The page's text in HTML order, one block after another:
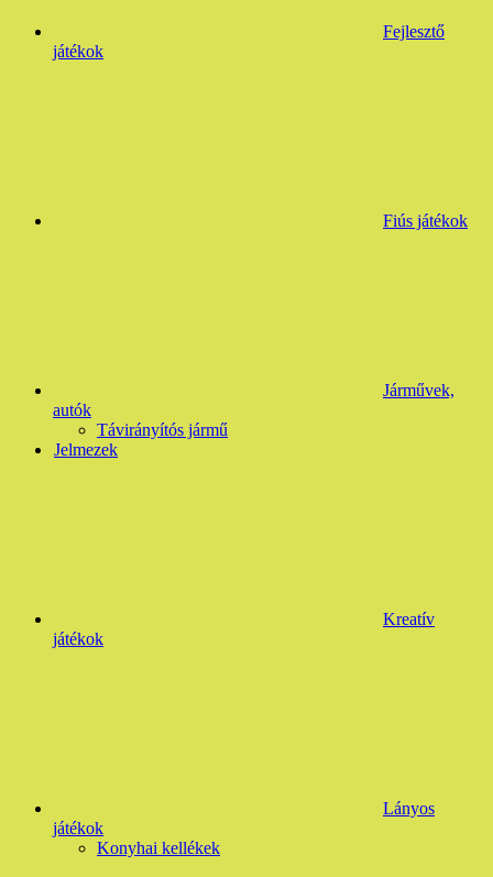
Fejlesztő
játékok
Fiús játékok
Járművek,
autók
Távirányítós jármű
Jelmezek
Kreatív
játékok
Lányos
játékok
Konyhai kellékek